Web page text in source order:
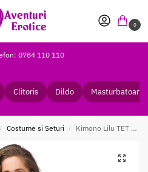
0
0784 110 110
Clitoris Dildo Masturbatoare
/ Costume si Seturi / Kimono Lilu TET Lingerie din plasa cu dantela negru